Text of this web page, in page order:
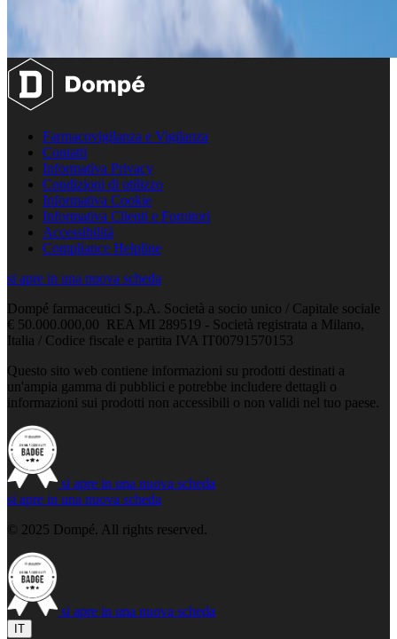
Farmacovigilanza e Vigilanza
Contatti
Informativa Privacy
Condizioni di utilizzo
Informativa Cookie
Informativa Clienti e Fornitori
Accessibilità
Compliance Helpline
si apre in una nuova scheda
Dompé farmaceutici S.p.A. Società a socio unico / Capitale sociale
€ 50.000.000,00 REA MI 289519 - Società registrata a Milano,
Italia / Codice fiscale e partita IVA IT00791570153
Questo sito web contiene informazioni su prodotti destinati a
un'ampia gamma di pubblici e potrebbe includere dettagli o
informazioni sui prodotti non accessibili o non validi nel tuo paese.
si apre in una nuova scheda
si apre in una nuova scheda
© 2025 Dompé. All rights reserved.
si apre in una nuova scheda
IT